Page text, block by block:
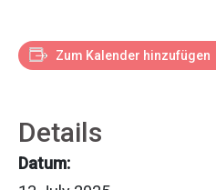
Zum Kalender hinzufügen
Details
Datum: